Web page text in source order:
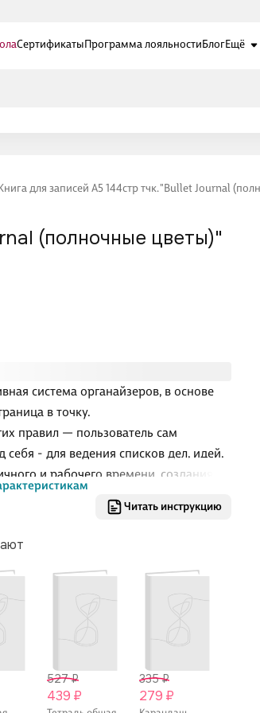
СертификатыПрограмма лояльностиБлогЕщё
для записей А5 144стр тчк. "Bullet Journal
Читать инструкцию
система органайзеров, в основе
в точку.
правил — пользователь сам
себя - для ведения списков дел, идей,
и рабочего времени, создания
в планировании!
527 ₽
439 ₽
335 ₽
279 ₽
(полночные цветы)"